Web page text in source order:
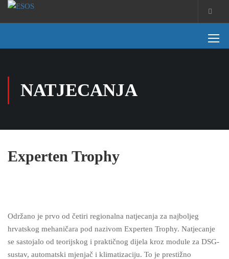
NATJECANJA
Experten Trophy
Održano je prvo od četiri regionalna natjecanja za najboljeg
hrvatskog mehaničara pod nazivom Experten Trophy. Natjecanje
se sastojalo od teorijskog i praktičnog dijela kroz module za DSG-
sustav, automatski mjenjač i klimatizaciju. To je prestižno